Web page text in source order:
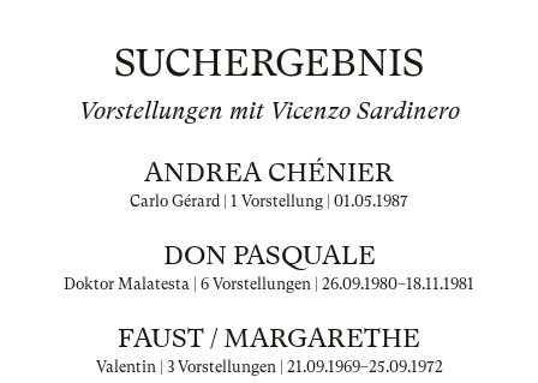
SUCHERGEBNIS
Vorstellungen mit Vicenzo Sardinero
ANDREA CHÉNIER
Carlo Gérard | 1 Vorstellung | 01.05.1987
DON PASQUALE
Doktor Malatesta | 6 Vorstellungen | 26.09.1980–18.11.1981
FAUST / MARGARETHE
Valentin | 3 Vorstellungen | 21.09.1969–25.09.1972